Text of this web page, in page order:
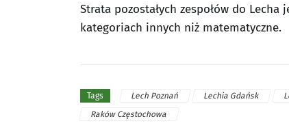
Strata pozostałych zespołów do
kategoriach innych niż matematyczne.
Tags Lech Poznań Lechia Gdańsk
Raków Częstochowa